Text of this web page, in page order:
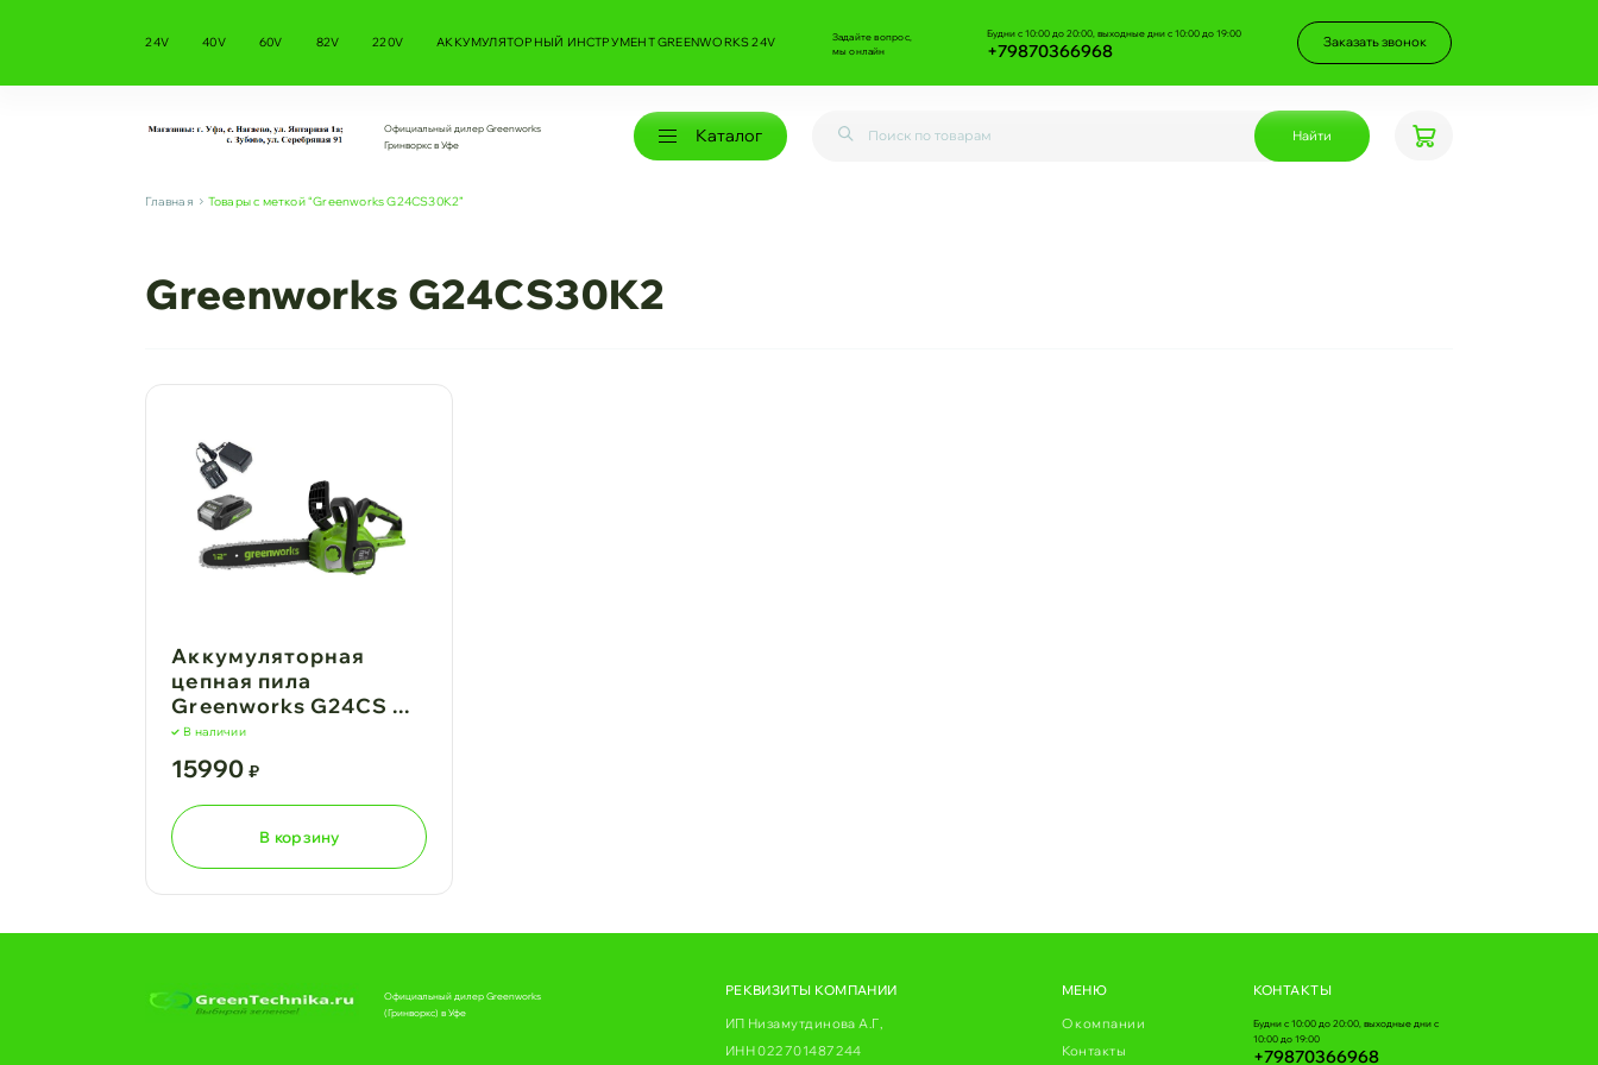
24V 40V 60V 82V 220V АККУМУЛЯТОРНЫЙ ИНСТРУМЕНТ GREENWORKS 24V
Задайте вопрос,
мы онлайн
Будни с 10:00 до 20:00, выходные дни с 10:00 до 19:00
+79870366968 Заказать звонок
Официальный дилер Greenworks
Гринворкс в Уфе
Каталог Найти
Главная Товары с меткой “Greenworks G24CS30K2”
Greenworks G24CS30K2
Аккумуляторная
цепная пила
Greenworks G24CS ...
В наличии
15990₽
В корзину
Официальный дилер Greenworks
(Гринворкс) в Уфе
РЕКВИЗИТЫ КОМПАНИИ
ИП Низамутдинова А.Г,
ИНН 022701487244
МЕНЮ
О компании
Контакты
КОНТАКТЫ
Будни с 10:00 до 20:00, выходные дни с
10:00 до 19:00
+79870366968